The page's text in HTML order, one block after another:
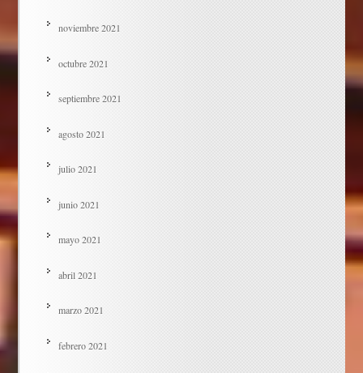
noviembre 2021
octubre 2021
septiembre 2021
agosto 2021
julio 2021
junio 2021
mayo 2021
abril 2021
marzo 2021
febrero 2021